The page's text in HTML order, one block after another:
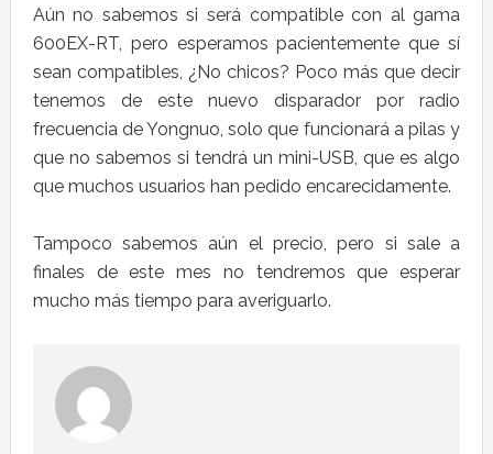
Aún no sabemos si será compatible con al gama
600EX-RT, pero esperamos pacientemente que sí
sean compatibles, ¿No chicos? Poco más que decir
tenemos de este nuevo disparador por radio
frecuencia de Yongnuo, solo que funcionará a pilas y
que no sabemos si tendrá un mini-USB, que es algo
que muchos usuarios han pedido encarecidamente.
Tampoco sabemos aún el precio, pero si sale a
finales de este mes no tendremos que esperar
mucho más tiempo para averiguarlo.